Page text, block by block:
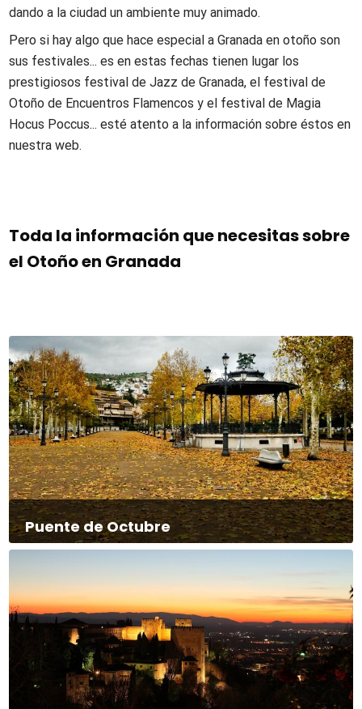
dando a la ciudad un ambiente muy animado.
Pero si hay algo que hace especial a Granada en otoño son
sus festivales... es en estas fechas tienen lugar los
prestigiosos festival de Jazz de Granada, el festival de
Otoño de Encuentros Flamencos y el festival de Magia
Hocus Poccus... esté atento a la información sobre éstos en
nuestra web.
Toda la información que necesitas sobre
el Otoño en Granada
Puente de Octubre